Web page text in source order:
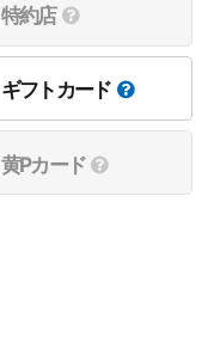
特約店
ギフトカード
黄Pカード